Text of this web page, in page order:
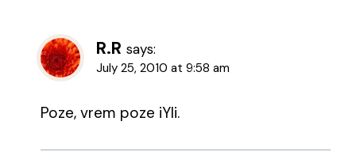
R.R says:
July 25, 2010 at 9:58 am
Poze, vrem poze iYli.